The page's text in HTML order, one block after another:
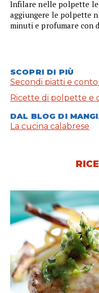
Infilare nelle polpette
aggiungere le polpette
minuti e profumare con
SCOPRI DI PIÙ
Secondi piatti e
Ricette di polpette e
DAL BLOG DI
La cucina calabrese